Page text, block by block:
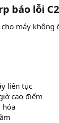
báo lỗi
máy
liên tục
cao điểm
hóa